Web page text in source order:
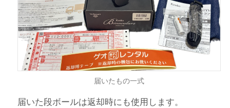
届いたもの一式
届いた段ボールは返却時にも使用します。